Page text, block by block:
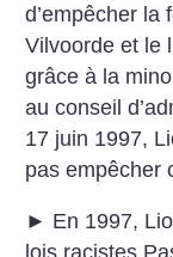
d’empêcher la
Vilvoorde et le
grâce à la
au conseil
17 juin 1997,
pas empêcher
► En 1997,